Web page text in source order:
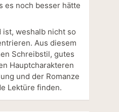
es noch besser hätte
ist, weshalb nicht so
Aus diesem
Schreibstil, gutes
Hauptcharakteren
und der Romanze
Lektüre finden.